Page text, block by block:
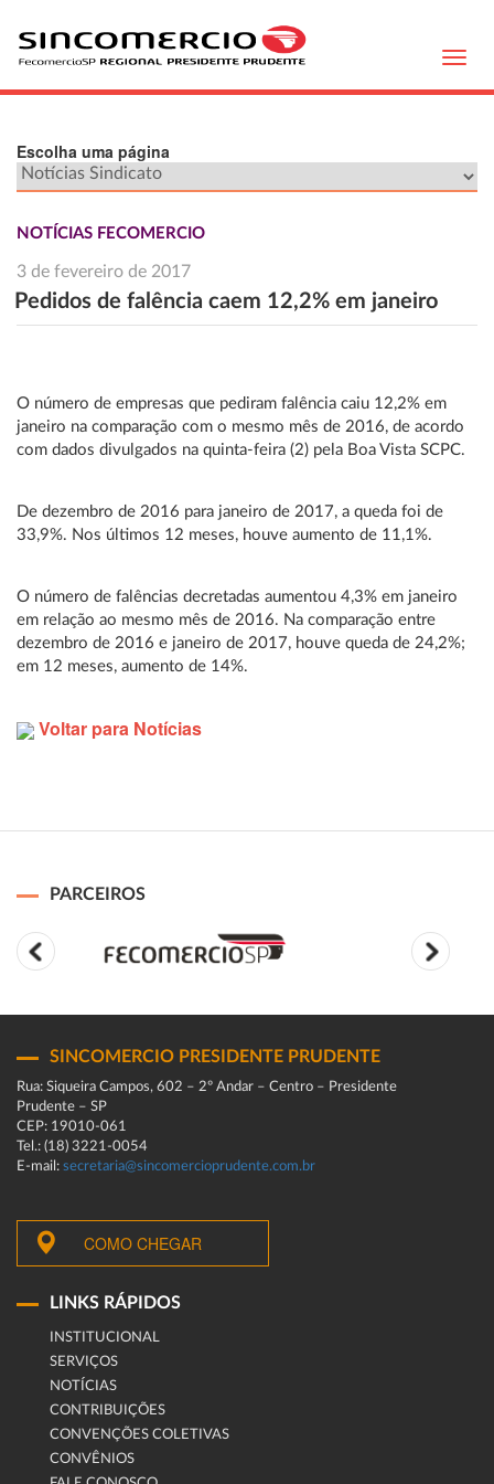
Escolha uma página
NOTÍCIAS FECOMERCIO
3 de fevereiro de 2017
Pedidos de falência caem 12,2% em janeiro
O número de empresas que pediram falência caiu 12,2% em
janeiro na comparação com o mesmo mês de 2016, de acordo
com dados divulgados na quinta-feira (2) pela Boa Vista SCPC.
De dezembro de 2016 para janeiro de 2017, a queda foi de
33,9%. Nos últimos 12 meses, houve aumento de 11,1%.
O número de falências decretadas aumentou 4,3% em janeiro
em relação ao mesmo mês de 2016. Na comparação entre
dezembro de 2016 e janeiro de 2017, houve queda de 24,2%;
em 12 meses, aumento de 14%.
Voltar para Notícias
PARCEIROS
SINCOMERCIO PRESIDENTE PRUDENTE
Rua: Siqueira Campos, 602 – 2º Andar – Centro – Presidente
Prudente – SP
CEP: 19010-061
Tel.: (18) 3221-0054
E-mail: secretaria@sincomercioprudente.com.br
COMO CHEGAR
LINKS RÁPIDOS
INSTITUCIONAL
SERVIÇOS
NOTÍCIAS
CONTRIBUIÇÕES
CONVENÇÕES COLETIVAS
CONVÊNIOS